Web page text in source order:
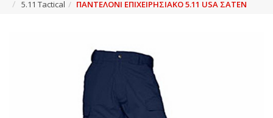
5.11 Tactical
ΠΑΝΤΕΛΟΝΙ ΕΠΙΧΕΙΡΗΣΙΑΚΟ 5.11 USA ΣΑΤΕΝ